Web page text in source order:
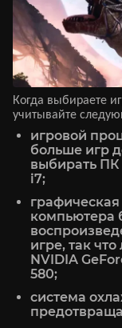
Когда выбираете
учитывайте
игровой
больше игр
выбирать ПК
i7;
компьютера
игре, так
NVIDIA
580;
система